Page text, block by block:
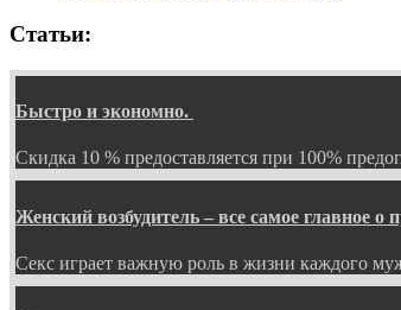
Статьи:
Быстро и экономно.
Скидка 10 % предоставляется при 100%
Женский возбудитель – все самое главное о
Секс играет важную роль в жизни каждого